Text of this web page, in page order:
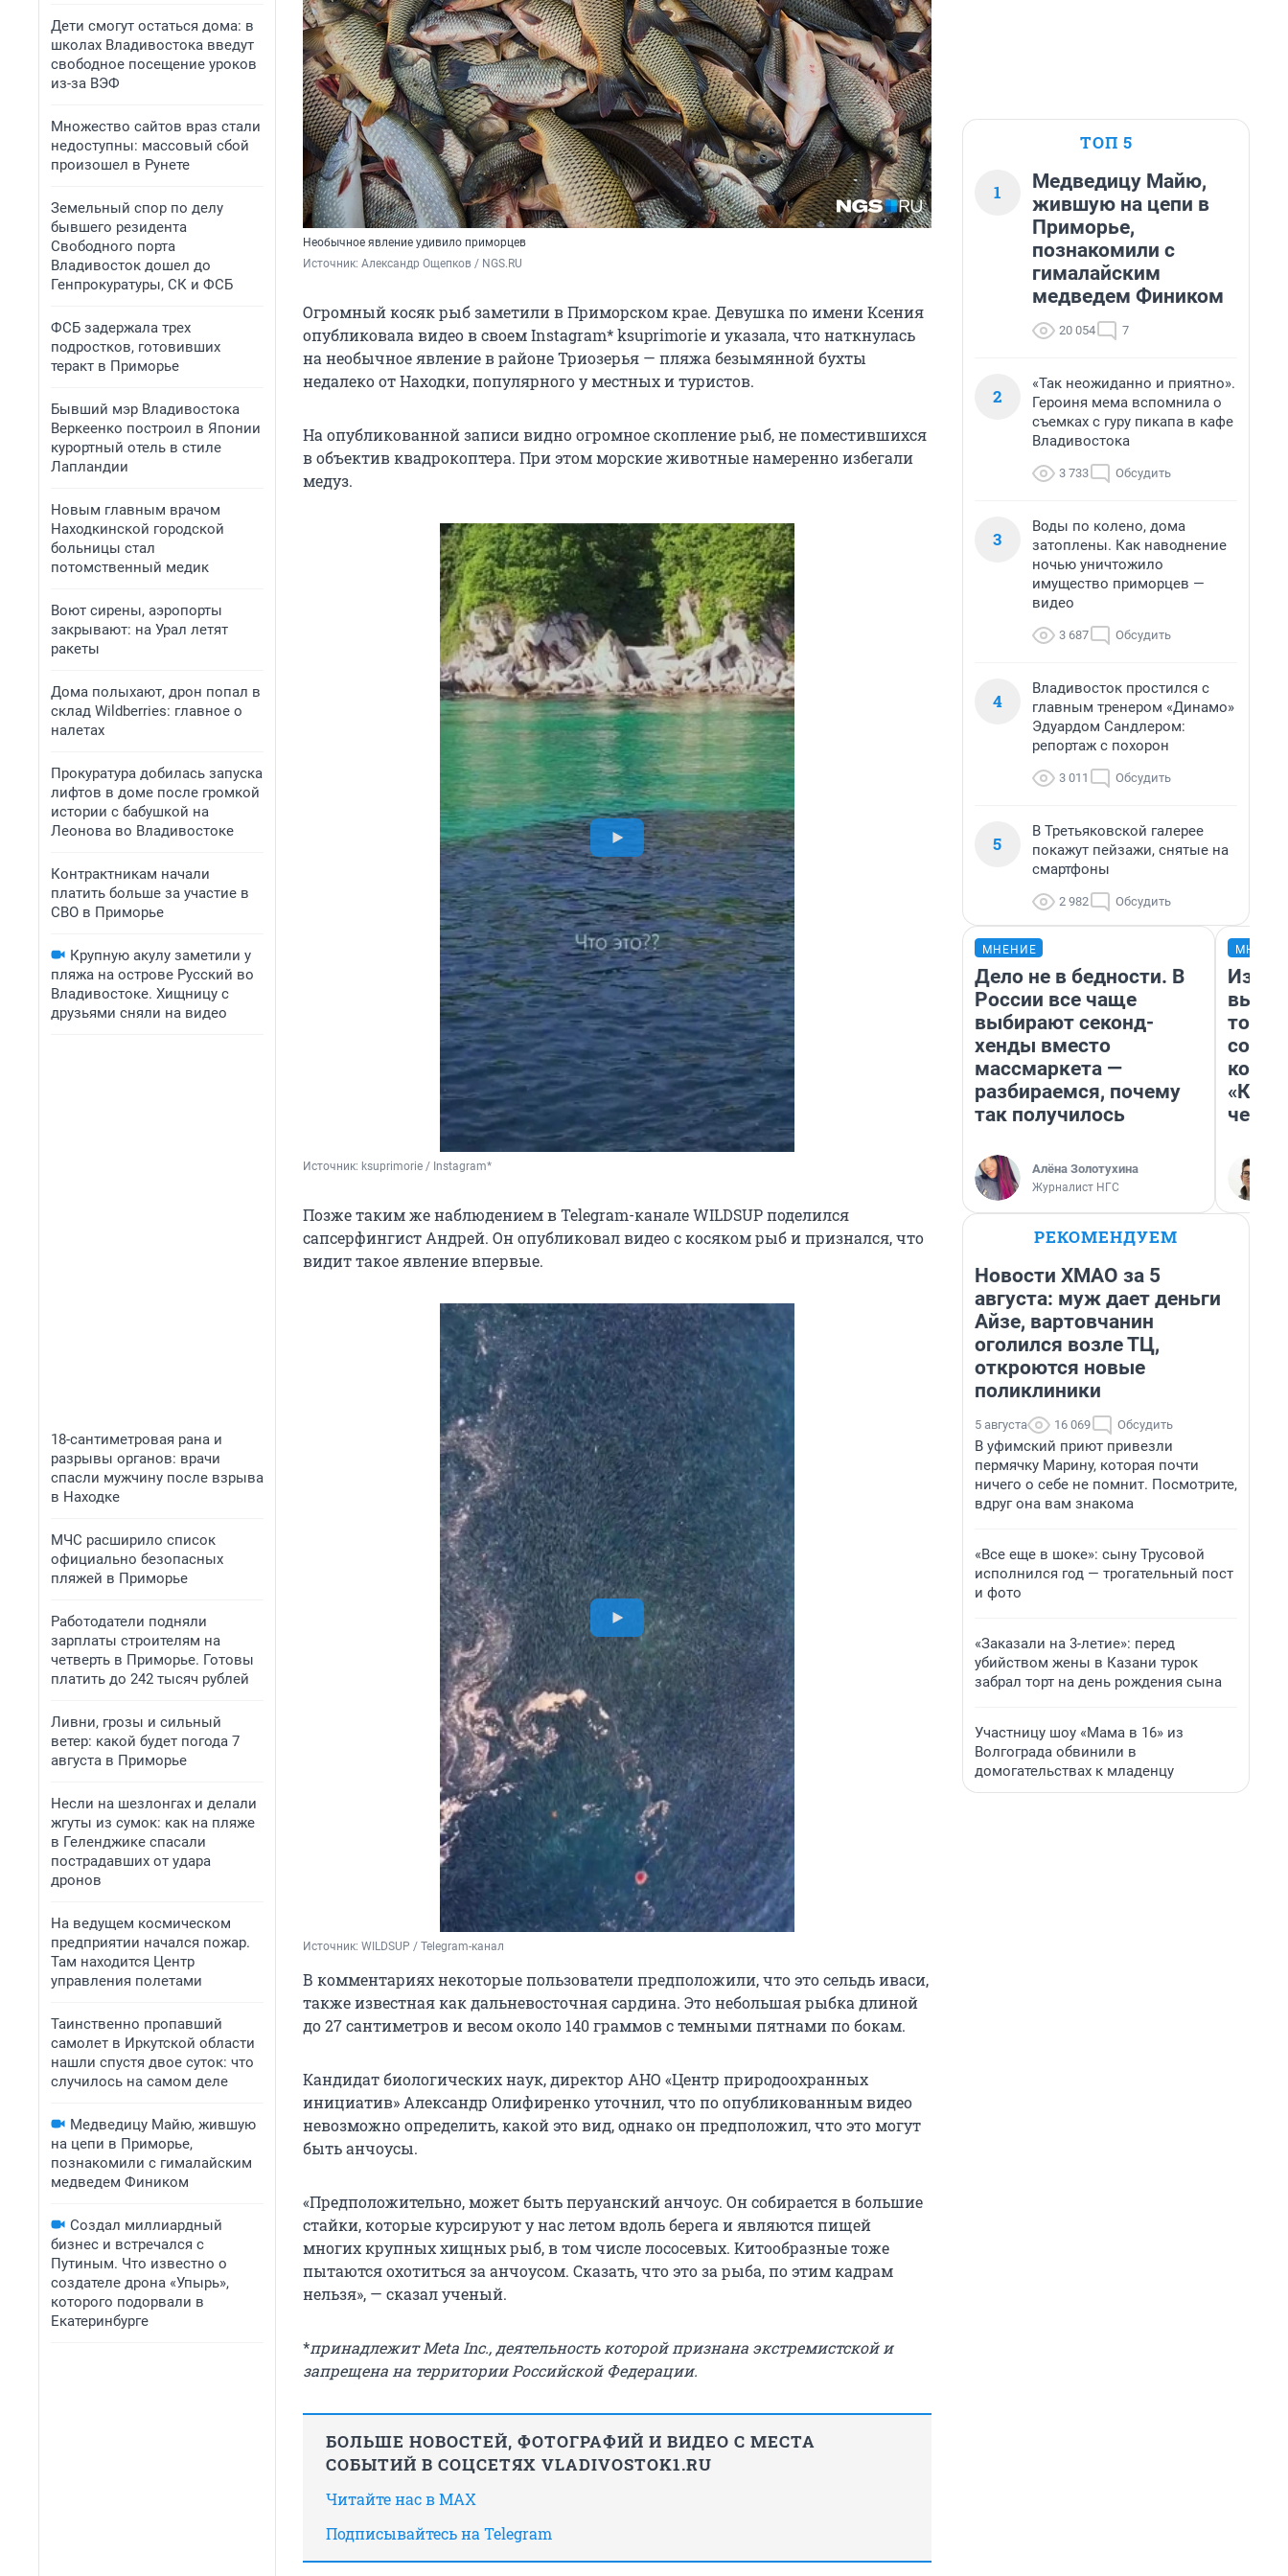
Дети смогут остаться дома: в
школах Владивостока введут
свободное посещение уроков
из-за ВЭФ
Множество сайтов враз стали
недоступны: массовый сбой
произошел в Рунете
Земельный спор по делу
бывшего резидента
Свободного порта
Владивосток дошел до
Генпрокуратуры, СК и ФСБ
ФСБ задержала трех
подростков, готовивших
теракт в Приморье
Бывший мэр Владивостока
Веркеенко построил в Японии
курортный отель в стиле
Лапландии
Новым главным врачом
Находкинской городской
больницы стал
потомственный медик
Воют сирены, аэропорты
закрывают: на Урал летят
ракеты
Дома полыхают, дрон попал в
склад Wildberries: главное о
налетах
Прокуратура добилась запуска
лифтов в доме после громкой
истории с бабушкой на
Леонова во Владивостоке
Контрактникам начали
платить больше за участие в
СВО в Приморье
Крупную акулу заметили у
пляжа на острове Русский во
Владивостоке. Хищницу с
друзьями сняли на видео
18-сантиметровая рана и
разрывы органов: врачи
спасли мужчину после взрыва
в Находке
МЧС расширило список
официально безопасных
пляжей в Приморье
Работодатели подняли
зарплаты строителям на
четверть в Приморье. Готовы
платить до 242 тысяч рублей
Ливни, грозы и сильный
ветер: какой будет погода 7
августа в Приморье
Несли на шезлонгах и делали
жгуты из сумок: как на пляже
в Геленджике спасали
пострадавших от удара
дронов
На ведущем космическом
предприятии начался пожар.
Там находится Центр
управления полетами
Таинственно пропавший
самолет в Иркутской области
нашли спустя двое суток: что
случилось на самом деле
Медведицу Майю, жившую
на цепи в Приморье,
познакомили с гималайским
медведем Фиником
Создал миллиардный
бизнес и встречался с
Путиным. Что известно о
создателе дрона «Упырь»,
которого подорвали в
Екатеринбурге
Необычное явление удивило приморцев
Источник: Александр Ощепков / NGS.RU
Огромный косяк рыб заметили в Приморском крае. Девушка по имени Ксения
опубликовала видео в своем Instagram* ksuprimorie и указала, что наткнулась
на необычное явление в районе Триозерья — пляжа безымянной бухты
недалеко от Находки, популярного у местных и туристов.
На опубликованной записи видно огромное скопление рыб, не поместившихся
в объектив квадрокоптера. При этом морские животные намеренно избегали
медуз.
Источник: ksuprimorie / Instagram*
Позже таким же наблюдением в Telegram-канале WILDSUP поделился
сапсерфингист Андрей. Он опубликовал видео с косяком рыб и признался, что
видит такое явление впервые.
Источник: WILDSUP / Telegram-канал
В комментариях некоторые пользователи предположили, что это сельдь иваси,
также известная как дальневосточная сардина. Это небольшая рыбка длиной
до 27 сантиметров и весом около 140 граммов с темными пятнами по бокам.
Кандидат биологических наук, директор АНО «Центр природоохранных
инициатив» Александр Олифиренко уточнил, что по опубликованным видео
невозможно определить, какой это вид, однако он предположил, что это могут
быть анчоусы.
«Предположительно, может быть перуанский анчоус. Он собирается в большие
стайки, которые курсируют у нас летом вдоль берега и являются пищей
многих крупных хищных рыб, в том числе лососевых. Китообразные тоже
пытаются охотиться за анчоусом. Сказать, что это за рыба, по этим кадрам
нельзя», — сказал ученый.
*принадлежит Meta Inc., деятельность которой признана экстремистской и
запрещена на территории Российской Федерации.
БОЛЬШЕ НОВОСТЕЙ, ФОТОГРАФИЙ И ВИДЕО С МЕСТА
СОБЫТИЙ В СОЦСЕТЯХ VLADIVOSTOK1.RU
Читайте нас в MAX
Подписывайтесь на Telegram
ТОП 5
1
Медведицу Майю,
жившую на цепи в
Приморье,
познакомили с
гималайским
медведем Фиником
20 054 7
2
«Так неожиданно и приятно».
Героиня мема вспомнила о
съемках с гуру пикапа в кафе
Владивостока
3 733 Обсудить
3
Воды по колено, дома
затоплены. Как наводнение
ночью уничтожило
имущество приморцев —
видео
3 687 Обсудить
4
Владивосток простился с
главным тренером «Динамо»
Эдуардом Сандлером:
репортаж с похорон
3 011 Обсудить
5
В Третьяковской галерее
покажут пейзажи, снятые на
смартфоны
2 982 Обсудить
МНЕНИЕ
Дело не в бедности. В
России все чаще
выбирают секонд-
хенды вместо
массмаркета —
разбираемся, почему
так получилось
Алёна Золотухина
Журналист НГС
РЕКОМЕНДУЕМ
Новости ХМАО за 5
августа: муж дает деньги
Айзе, вартовчанин
оголился возле ТЦ,
откроются новые
поликлиники
5 августа 16 069 Обсудить
В уфимский приют привезли
пермячку Марину, которая почти
ничего о себе не помнит. Посмотрите,
вдруг она вам знакома
«Все еще в шоке»: сыну Трусовой
исполнился год — трогательный пост
и фото
«Заказали на 3-летие»: перед
убийством жены в Казани турок
забрал торт на день рождения сына
Участницу шоу «Мама в 16» из
Волгограда обвинили в
домогательствах к младенцу